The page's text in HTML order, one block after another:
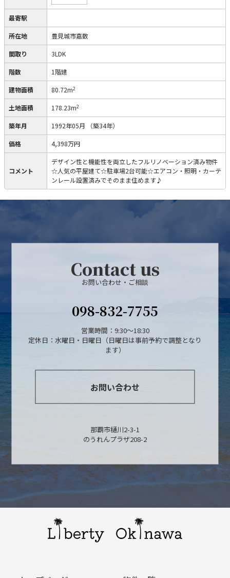
最寄駅
所在地 豊見城市嘉数
間取り 3LDK
階数 1階建
建物面積 80.72m2
土地面積 178.23m2
築年月 1992年05月 （築34年）
価格 4,398万円
コメント
デザイン性と機能性を両立したフルリノベーション済み物件
☆人気の平屋建て☆駐車場2台可能☆エアコン・照明・カーテ
ンレール設置済みでそのまま住めます♪
Contact us
お問い合わせ・ご相談
098-832-7755
営業時間：9:30～18:30
定休日：水曜日・日曜日（日曜日は事前予約で調整となり
ます）
お問い合わせ
那覇市樋川2-3-1
のうれんプラザ208-2